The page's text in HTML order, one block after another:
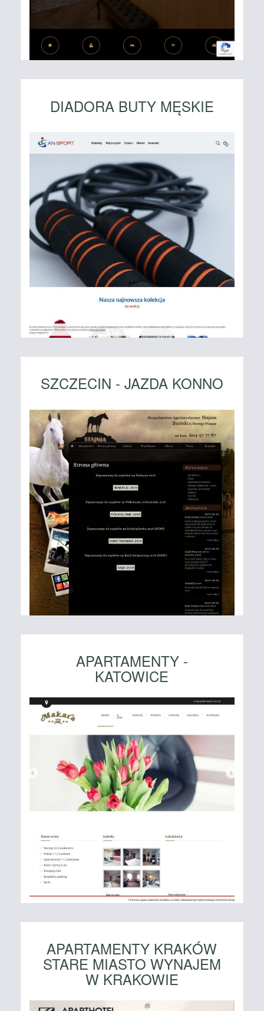
DIADORA BUTY MĘSKIE
SZCZECIN - JAZDA KONNO
APARTAMENTY -
KATOWICE
APARTAMENTY KRAKÓW
STARE MIASTO WYNAJEM
W KRAKOWIE